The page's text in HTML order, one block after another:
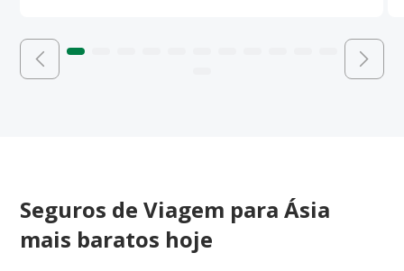
Seguros de Viagem para Ásia
mais baratos hoje